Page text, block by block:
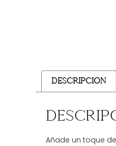
Descripción
Añade un toque